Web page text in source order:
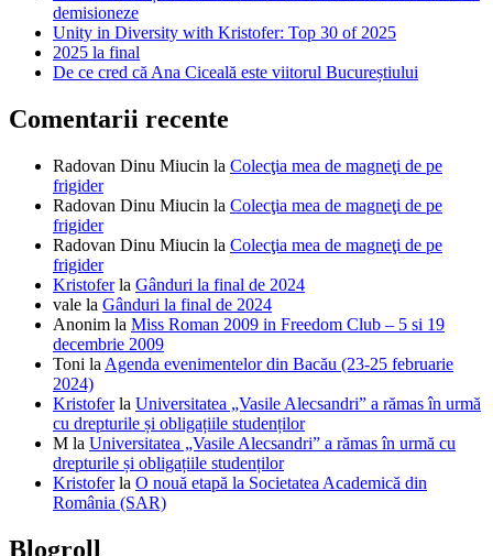
demisioneze
Unity in Diversity with Kristofer: Top 30 of 2025
2025 la final
De ce cred că Ana Ciceală este viitorul Bucureștiului
Comentarii recente
Radovan Dinu Miucin la Colecţia mea de magneţi de pe
frigider
Radovan Dinu Miucin la Colecţia mea de magneţi de pe
frigider
Radovan Dinu Miucin la Colecţia mea de magneţi de pe
frigider
Kristoferla Gânduri la final de 2024
vale la Gânduri la final de 2024
Anonim la Miss Roman 2009 in Freedom Club – 5 si 19
decembrie 2009
Toni la Agenda evenimentelor din Bacău (23-25 februarie
2024)
Kristoferla Universitatea „Vasile Alecsandri” a rămas în urmă
cu drepturile și obligațiile studenților
M la Universitatea „Vasile Alecsandri” a rămas în urmă cu
drepturile și obligațiile studenților
Kristoferla O nouă etapă la Societatea Academică din
România (SAR)
Blogroll